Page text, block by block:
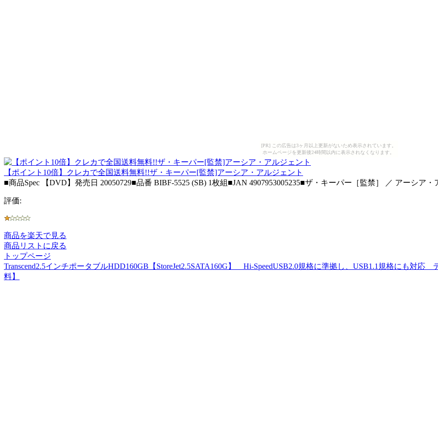
[PR] この広告は3ヶ月以上更新がないため表示されています。
ホームページを更新後24時間以内に表示されなくなります。
【ポイント10倍】クレカで全国送料無料!!ザ・キーパー[監禁]アーシア・アルジェント
■商品Spec 【DVD】発売日 20050729■品番 BIBF-5525 (SB) 1枚組■JAN 4907953005235■ザ・キーパー［監禁］ ／ アーシア・
評価:
商品を楽天で見る
商品リストに戻る
トップページ
Transcend2.5インチポータブルHDD160GB【StoreJet2.5SATA160G】 Hi-SpeedUSB2.0規格に準拠し、USB1.1規格にも対応
料】